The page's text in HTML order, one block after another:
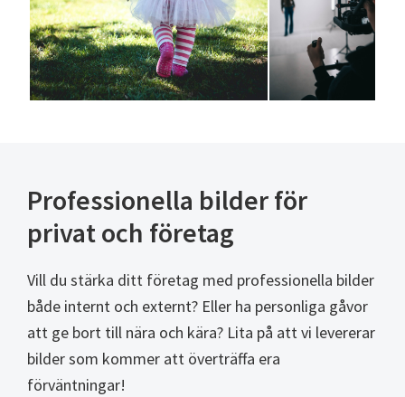
Professionella bilder för
privat och företag
Vill du stärka ditt företag med professionella bilder
både internt och externt? Eller ha personliga gåvor
att ge bort till nära och kära? Lita på att vi levererar
bilder som kommer att överträffa era
förväntningar!